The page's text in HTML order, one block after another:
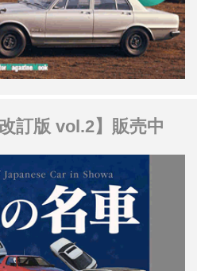
訂版 vol.2】販売中